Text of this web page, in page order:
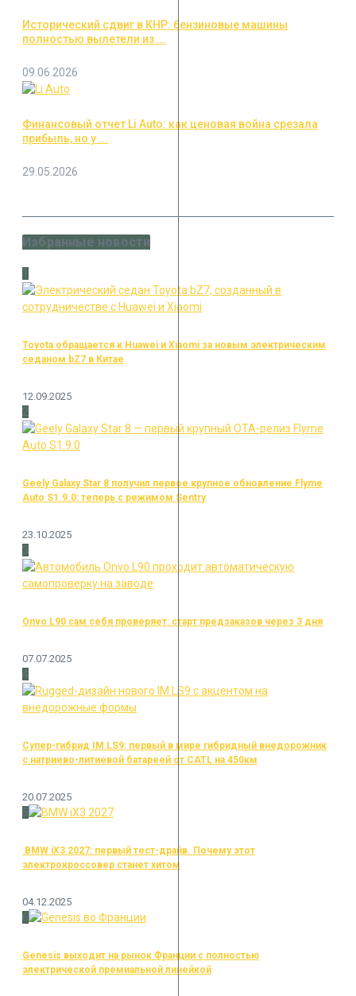
Исторический сдвиг в КНР: бензиновые машины
полностью вылетели из ...
09.06.2026
Финансовый отчет Li Auto: как ценовая война срезала
прибыль, но у ...
29.05.2026
Избранные новости
1
Toyota обращается к Huawei и Xiaomi за новым электрическим
седаном bZ7 в Китае
12.09.2025
2
Geely Galaxy Star 8 получил первое крупное обновление Flyme
Auto S1.9.0: теперь с режимом Sentry
23.10.2025
3
Onvo L90 сам себя проверяет: старт предзаказов через 3 дня
07.07.2025
4
Супер-гибрид IM LS9: первый в мире гибридный внедорожник
с натриево-литиевой батареей от CATL на 450км
20.07.2025
5
BMW iX3 2027: первый тест-драйв. Почему этот
электрокроссовер станет хитом
04.12.2025
6
Genesis выходит на рынок Франции с полностью
электрической премиальной линейкой